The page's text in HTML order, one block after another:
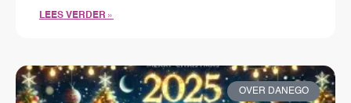
LEES VERDER »
OVER DANEGO